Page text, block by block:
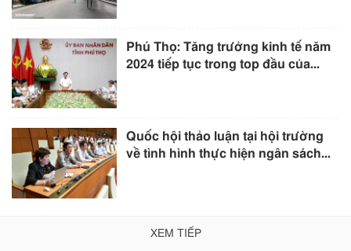
Phú Thọ: Tăng trưởng kinh tế năm
2024 tiếp tục trong top đầu của...
Quốc hội thảo luận tại hội trường
về tình hình thực hiện ngân sách...
XEM TIẾP